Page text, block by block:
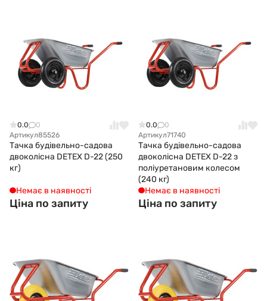
0.0
0
Артикул85526
Тачка будівельно-садова
двоколісна DETEX D-22 (250
кг)
Немає в наявності
Ціна по запиту
0.0
0
Артикул71740
Тачка будівельно-садова
двоколісна DETEX D-22 з
поліуретановим колесом
(240 кг)
Немає в наявності
Ціна по запиту